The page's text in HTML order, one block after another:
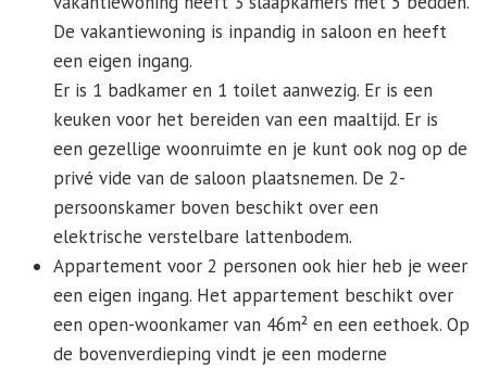
De vakantiewoning is inpandig in saloon en heeft
een eigen ingang.
Er is 1 badkamer en 1 toilet aanwezig. Er is een
keuken voor het bereiden van een maaltijd. Er is
een gezellige woonruimte en je kunt ook nog op de
privé vide van de saloon plaatsnemen. De 2-
persoonskamer boven beschikt over een
elektrische verstelbare lattenbodem.
Appartement voor 2 personen ook hier heb je weer
een eigen ingang. Het appartement beschikt over
een open-woonkamer van 46m² en een eethoek. Op
de bovenverdieping vindt je een moderne